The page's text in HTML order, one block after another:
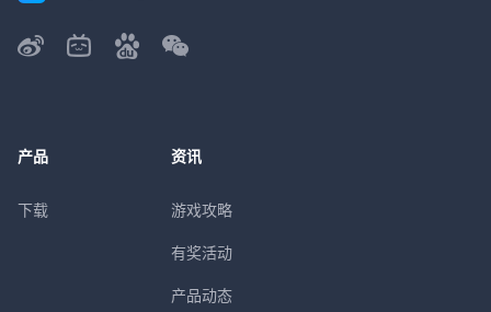
产品
下载
资讯
游戏攻略
有奖活动
产品动态